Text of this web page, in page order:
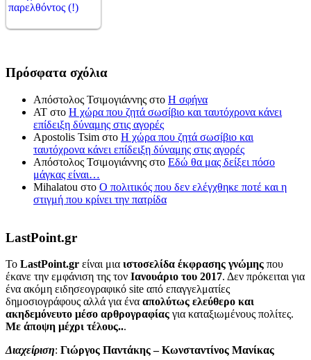
Πρόσφατα σχόλια
Απόστολος Τσιμογιάννης στο Η σφήνα
ΑΤ στο Η χώρα που ζητά σωσίβιο και ταυτόχρονα κάνει
επίδειξη δύναμης στις αγορές
Apostolis Tsim στο Η χώρα που ζητά σωσίβιο και
ταυτόχρονα κάνει επίδειξη δύναμης στις αγορές
Απόστολος Τσιμογιάννης στο Εδώ θα μας δείξει πόσο
μάγκας είναι…
Mihalatou στο Ο πολιτικός που δεν ελέγχθηκε ποτέ και η
στιγμή που κρίνει την πατρίδα
LastPoint.gr
To LastPoint.gr είναι μια ιστοσελίδα έκφρασης γνώμης που
έκανε την εμφάνιση της τον Ιανουάριο του 2017. Δεν πρόκειται για
ένα ακόμη ειδησεογραφικό site από επαγγελματίες
δημοσιογράφους αλλά για ένα απολύτως ελεύθερο και
ακηδεμόνευτο μέσο αρθρογραφίας για καταξιωμένους πολίτες.
Με άποψη μέχρι τέλους...
Διαχείριση: Γιώργος Παντάκης – Κωνσταντίνος Μανίκας